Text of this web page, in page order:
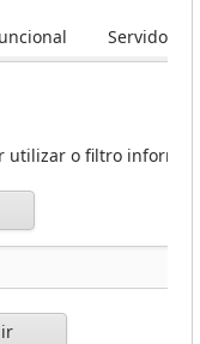
Servidores
utilizar o filtro